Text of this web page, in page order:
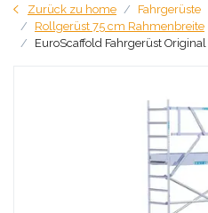
Zurück zu home
Fahrgerüste
Rollgerüst 75 cm Rahmenbreite
EuroScaffold Fahrgerüst